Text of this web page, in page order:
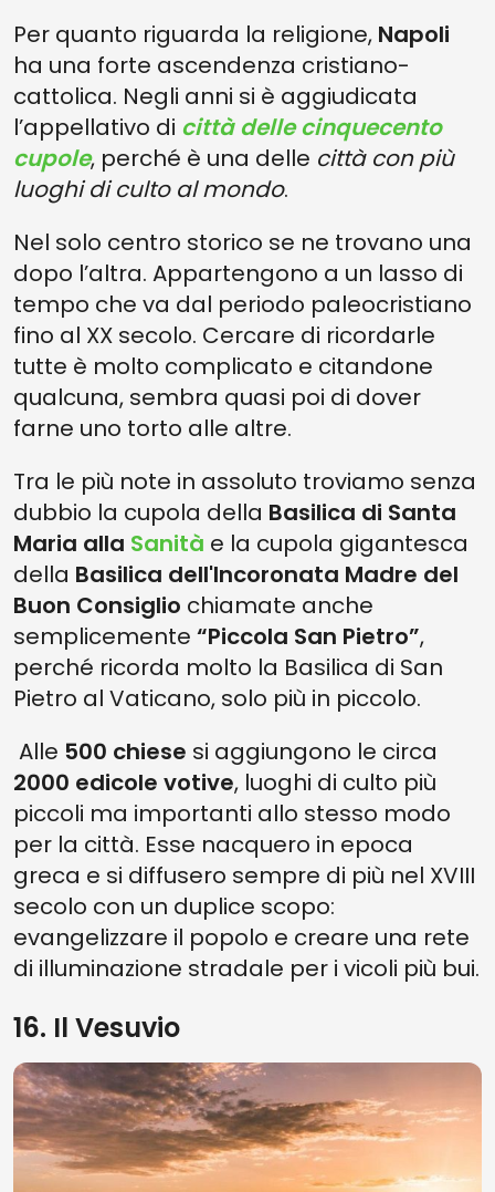
Per quanto riguarda la religione, Napoli
ha una forte ascendenza cristiano-
cattolica. Negli anni si è aggiudicata
l’appellativo di città delle cinquecento
cupole, perché è una delle città con più
luoghi di culto al mondo.
Nel solo centro storico se ne trovano una
dopo l’altra. Appartengono a un lasso di
tempo che va dal periodo paleocristiano
fino al XX secolo. Cercare di ricordarle
tutte è molto complicato e citandone
qualcuna, sembra quasi poi di dover
farne uno torto alle altre.
Tra le più note in assoluto troviamo senza
dubbio la cupola della Basilica di Santa
Maria alla Sanità e la cupola gigantesca
della Basilica dell'Incoronata Madre del
Buon Consiglio chiamate anche
semplicemente “Piccola San Pietro”,
perché ricorda molto la Basilica di San
Pietro al Vaticano, solo più in piccolo.
Alle 500 chiese si aggiungono le circa
2000 edicole votive, luoghi di culto più
piccoli ma importanti allo stesso modo
per la città. Esse nacquero in epoca
greca e si diffusero sempre di più nel XVIII
secolo con un duplice scopo:
evangelizzare il popolo e creare una rete
di illuminazione stradale per i vicoli più bui.
16. Il Vesuvio